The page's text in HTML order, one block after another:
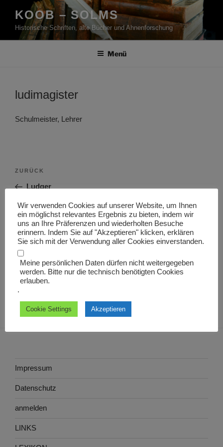
Inhalt
springen
KOOB – SOLMS
Historische Schriften, alte Bücher und Ahnenforschung
Menü
ludimagister
Schulmeister, Lehrer
Beitragsnavigation
Vorheriger
Beitrag
ZURÜCK
Ludger
Nächster
Beitrag
WEITER
ludimoderator
Impressum
Datenschutz
anmelden
LINKS
Wir verwenden Cookies auf unserer Website, um Ihnen
ein möglichst relevantes Ergebnis zu bieten, indem wir
uns an Ihre Präferenzen und wiederholten Besuche
erinnern. Indem Sie auf "Akzeptieren" klicken, erklären
Sie sich mit der Verwendung aller Cookies einverstanden.
Meine persönlichen Daten dürfen nicht weitergegeben
werden. Bitte nur die technisch benötigten Cookies
erlauben.
.
Cookie Settings Akzeptieren